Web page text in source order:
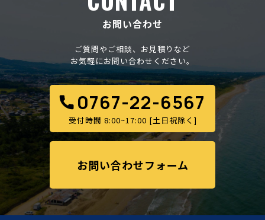
お問い合わせ
ご質問やご相談、お見積りなど
お気軽にお問い合わせください。
0767-22-6567
受付時間 8:00~17:00 [土日祝除く]
お問い合わせフォーム